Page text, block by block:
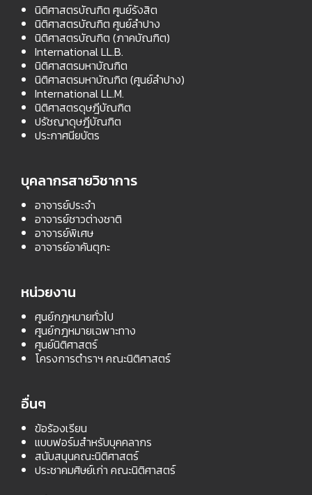
นิติศาสตรบัณฑิต ศูนย์รังสิต
นิติศาสตรบัณฑิต ศูนย์ลำปาง
นิติศาสตรบัณฑิต (ภาคบัณฑิต)
International LL.B.
นิติศาสตรมหาบัณฑิต
นิติศาสตรมหาบัณฑิต (ศูนย์ลำปาง)
International LL.M.
นิติศาสตรดุษฎีบัณฑิต
ปรัชญาดุษฎีบัณฑิต
ประกาศนียบัตร
บุคลากรสายวิชาการ
อาจารย์ประจำ
อาจารย์ชาวต่างชาติ
อาจารย์พิเศษ
อาจารย์อาคันตุกะ
หน่วยงาน
ศูนย์กฎหมายทั่วไป
ศูนย์กฎหมายเฉพาะทาง
ศูนย์นิติศาสตร์
โครงการตำราฯ คณะนิติศาสตร์
อื่นๆ
ข้อร้องเรียน
แบบฟอร์มสำหรับบุคคลากร
สนับสนุนคณะนิติศาสตร์
ประชาคมศิษย์เก่า คณะนิติศาสตร์